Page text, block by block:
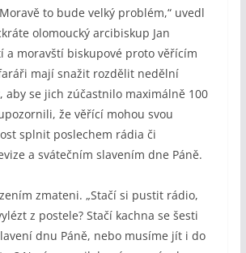
to bude velký problém,“ uvedl
olomoucký arcibiskup Jan
a moravští biskupové proto věřícím
mají snažit rozdělit nedělní
aby se jich zúčastnilo maximálně 100
že věřící mohou svou
splnit poslechem rádia či
a svátečním slavením dne Páně.
zmateni. „Stačí si pustit rádio,
z postele? Stačí kachna se šesti
dnu Páně, nebo musíme jít i do